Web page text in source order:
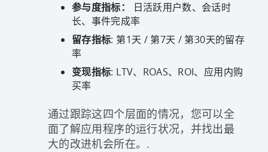
参与度指标：
日活跃用户数、会话时
长、事件完成率
留存指标: 第1天 / 第7天 / 第30天的留存
率
变现指标: LTV、ROAS、ROI、应用内购
买率
通过跟踪这四个层面的情况，您可以全
面了解应用程序的运行状况，并找出最
大的改进机会所在。.